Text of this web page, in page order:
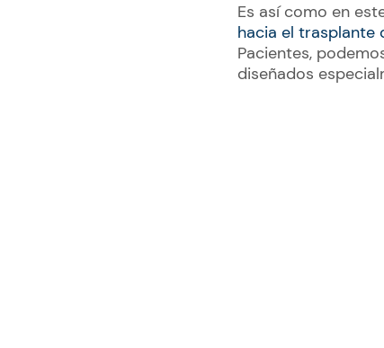
Es así como en
hacia el trasplante
Pacientes,
diseñados